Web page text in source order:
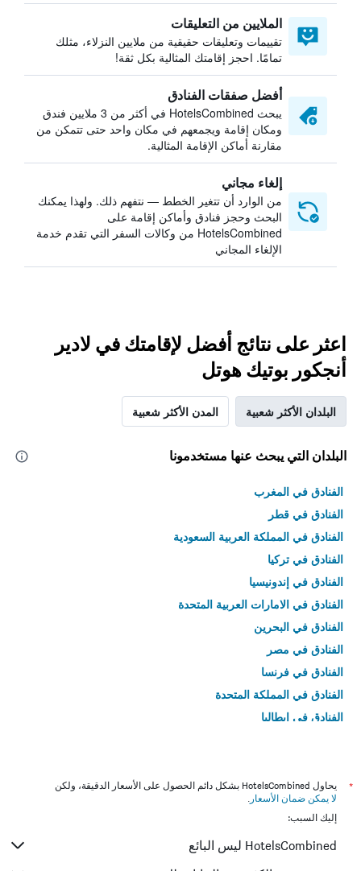
الملايين من التعليقات
تقييمات وتعليقات حقيقية من ملايين النزلاء، مثلك
تمامًا. احجز إقامتك المثالية بكل ثقة!
أفضل صفقات الفنادق
يبحث HotelsCombined في أكثر من 3 ملايين فندق
ومكان إقامة ويجمعهم في مكان واحد حتى تتمكن من
مقارنة أماكن الإقامة المثالية.
إلغاء مجاني
من الوارد أن تتغير الخطط — نتفهم ذلك. ولهذا يمكنك
البحث وحجز فنادق وأماكن إقامة على
HotelsCombined من وكالات السفر التي تقدم خدمة
الإلغاء المجاني
اعثر على نتائج أفضل لإقامتك في لادير
أنجكور بوتيك هوتل
البلدان الأكثر شعبية المدن الأكثر شعبية
البلدان التي يبحث عنها مستخدمونا
الفنادق في المغرب
الفنادق في قطر
الفنادق في المملكة العربية السعودية
الفنادق في تركيا
الفنادق في إندونيسيا
الفنادق في الامارات العربية المتحدة
الفنادق في البحرين
الفنادق في مصر
الفنادق في فرنسا
الفنادق في المملكة المتحدة
الفنادق في إيطاليا
*
يحاول HotelsCombined بشكل دائم الحصول على الأسعار الدقيقة، ولكن
لا يمكن ضمان الأسعار .
إليك السبب:
HotelsCombined ليس البائع